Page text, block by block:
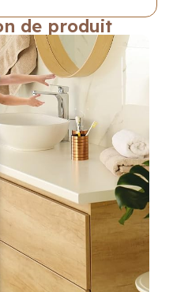
de produit